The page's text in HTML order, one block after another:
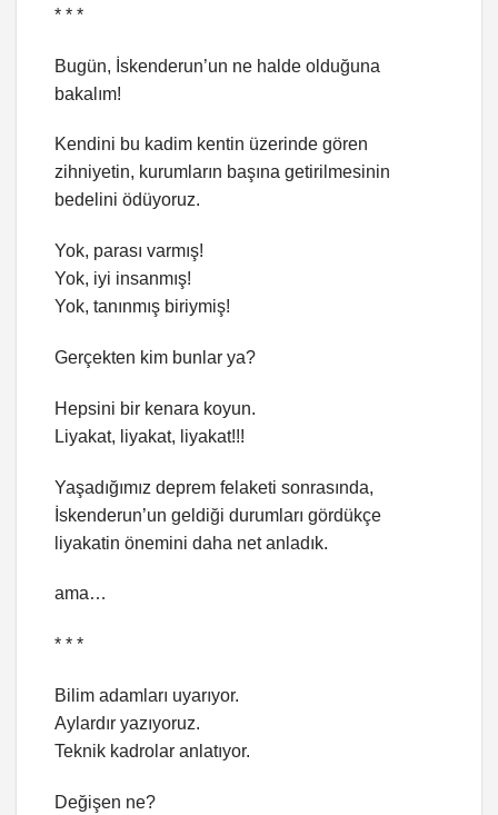
* * *
Bugün, İskenderun’un ne halde olduğuna
bakalım!
Kendini bu kadim kentin üzerinde gören
zihniyetin, kurumların başına getirilmesinin
bedelini ödüyoruz.
Yok, parası varmış!
Yok, iyi insanmış!
Yok, tanınmış biriymiş!
Gerçekten kim bunlar ya?
Hepsini bir kenara koyun.
Liyakat, liyakat, liyakat!!!
Yaşadığımız deprem felaketi sonrasında,
İskenderun’un geldiği durumları gördükçe
liyakatin önemini daha net anladık.
ama…
* * *
Bilim adamları uyarıyor.
Aylardır yazıyoruz.
Teknik kadrolar anlatıyor.
Değişen ne?